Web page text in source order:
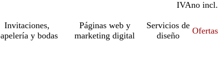
IVAincl.
no incl.
Invitaciones,
y bodas
Páginas web y
marketing digital
Servicios de
diseño
Ofertas